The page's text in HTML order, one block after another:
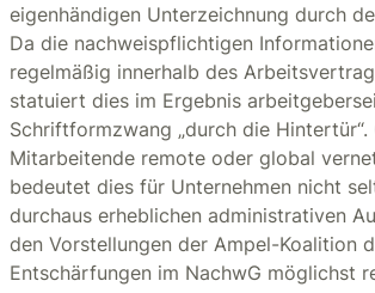
eigenhändigen Unterzeichnung durch
Da die nachweispflichtigen
regelmäßig innerhalb des
statuiert dies im Ergebnis
Schriftformzwang „durch die Hintertür“.
Mitarbeitende remote oder global
bedeutet dies für Unternehmen nicht
durchaus erheblichen administrativen
den Vorstellungen der Ampel-Koalition
Entschärfungen im NachwG möglichst